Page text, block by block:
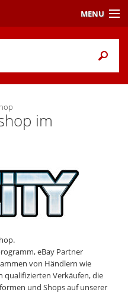
im
eBay Partner
von Händlern wie
qualifizierten Verkäufen, die
und Shops auf unserer
MENU